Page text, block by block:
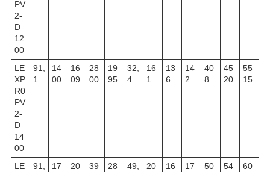
PV
2-
D
12
00
LE
XP
R0
PV
2-
D
14
00
91,
1
14
00
16
09
28
00
19
95
32,
4
16
1
13
6
14
2
40
8
45
20
55
15
LE
91,
17
20
39
28
49,
20
16
17
50
54
60